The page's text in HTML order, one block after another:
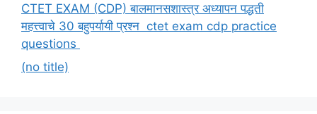
CTET EXAM (CDP) बालमानसशास्त्र अध्यापन पद्धती
महत्त्वाचे 30 बहुपर्यायी प्रश्न ctet exam cdp practice
questions
(no title)